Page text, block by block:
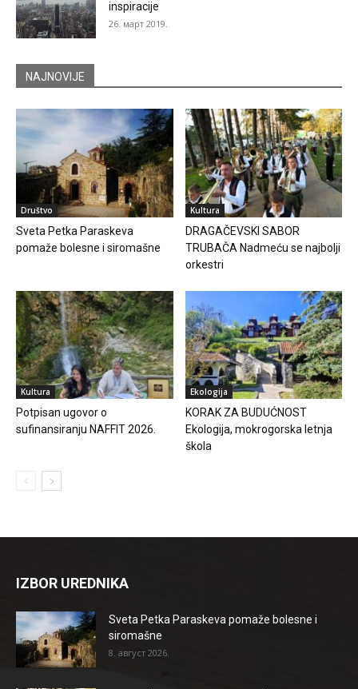
inspiracije
26. март 2019.
NAJNOVIJE
Društvo
Sveta Petka Paraskeva
pomaže bolesne i siromašne
Kultura
DRAGAČEVSKI SABOR
TRUBAČA Nadmeću se najbolji
orkestri
Kultura
Potpisan ugovor o
sufinansiranju NAFFIT 2026.
Ekologija
KORAK ZA BUDUĆNOST
Ekologija, mokrogorska letnja
škola
IZBOR UREDNIKA
Sveta Petka Paraskeva pomaže bolesne i
siromašne
8. август 2026.